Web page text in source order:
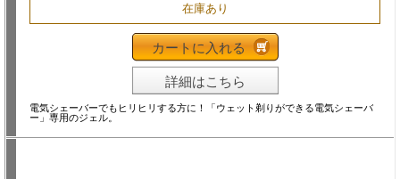
在庫あり
カートに入れる
詳細はこちら
電気シェーバーでもヒリヒリする方に！「ウェット剃りができる電気シェーバ
ー」専用のジェル。